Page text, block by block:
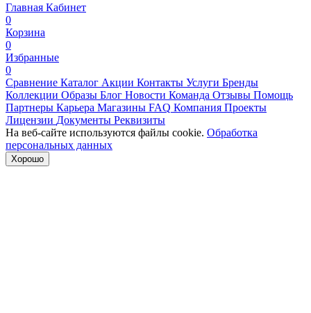
Главная Кабинет
0
Корзина
0
Избранные
0
Сравнение Каталог Акции Контакты Услуги Бренды
Коллекции Образы Блог Новости Команда Отзывы Помощь
Партнеры Карьера Магазины FAQ Компания Проекты
Лицензии Документы Реквизиты
На веб-сайте используются файлы cookie. Обработка
персональных данных
Хорошо